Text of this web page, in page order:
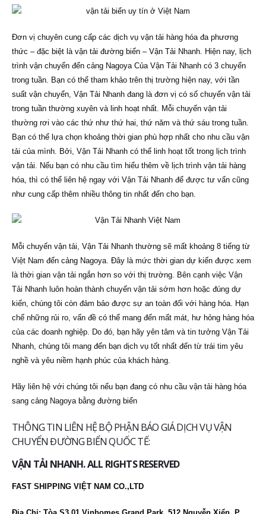
Đơn vị chuyên cung cấp các dịch vụ vận tải hàng hóa đa phương
thức – đặc biệt là vận tải đường biển – Vận Tải Nhanh. Hiện nay, lịch
trình vận chuyển đến cảng Nagoya Của Vận Tải Nhanh có 3 chuyến
trong tuần. Bạn có thể tham khảo trên thị trường hiện nay, với tần
suất vận chuyển, Vận Tải Nhanh đang là đơn vị có số chuyến vận tải
trong tuần thường xuyên và linh hoạt nhất. Mỗi chuyến vận tải
thường rơi vào các thứ như thứ hai, thứ năm và thứ sáu trong tuần.
Bạn có thể lựa chọn khoảng thời gian phù hợp nhất cho nhu cầu vận
tải của mình. Bởi, Vận Tải Nhanh có thể linh hoạt tốt trong lịch trình
vận tải. Nếu bạn có nhu cầu tìm hiểu thêm về lịch trình vận tải hàng
hóa, thì có thể liên hệ ngay với Vận Tải Nhanh để được tư vấn cũng
như cung cấp thêm nhiều thông tin nhất đến cho bạn.
Mỗi chuyến vận tải, Vận Tải Nhanh thường sẽ mất khoảng 8 tiếng từ
Việt Nam đến cảng Nagoya. Đây là mức thời gian dự kiến được xem
là thời gian vận tải ngắn hơn so với thị trường. Bên cạnh việc Vận
Tải Nhanh luôn hoàn thành chuyến vận tải sớm hơn hoặc đúng dự
kiến, chúng tôi còn đảm bảo được sự an toàn đối với hàng hóa. Hạn
chế những rủi ro, vấn đề có thể mang đến mất mát, hư hỏng hàng hóa
của các doanh nghiệp. Do đó, bạn hãy yên tâm và tin tưởng Vận Tải
Nhanh, chúng tôi mang đến bạn dịch vụ tốt nhất đến từ trái tim yêu
nghề và yêu niềm hạnh phúc của khách hàng.
Hãy liên hệ với chúng tôi nếu bạn đang có nhu cầu vận tải hàng hóa
sang cảng Nagoya bằng đường biển
THÔNG TIN LIÊN HỆ BỘ PHẬN BÁO GIÁ DỊCH VỤ VẬN
CHUYỂN ĐƯỜNG BIỂN QUỐC TẾ:
VẬN TẢI NHANH. ALL RIGHTS RESERVED
FAST SHIPPING VIỆT NAM CO.,LTD